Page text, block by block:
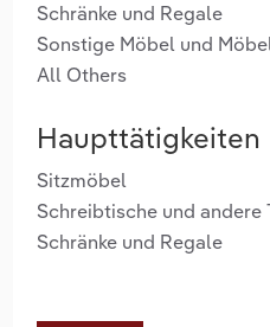
Schränke und Regale
Sonstige Möbel und
All Others
Haupttätigkeiten
Sitzmöbel
Schreibtische und andere
Schränke und Regale